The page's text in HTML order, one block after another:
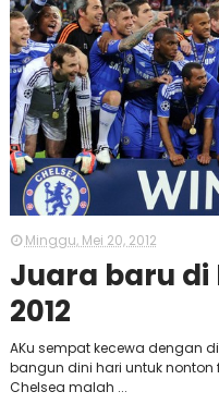
Minggu, Mei 20, 2012
Juara baru di
2012
AKu sempat kecewa dengan
bangun dini hari untuk
Chelsea malah ...